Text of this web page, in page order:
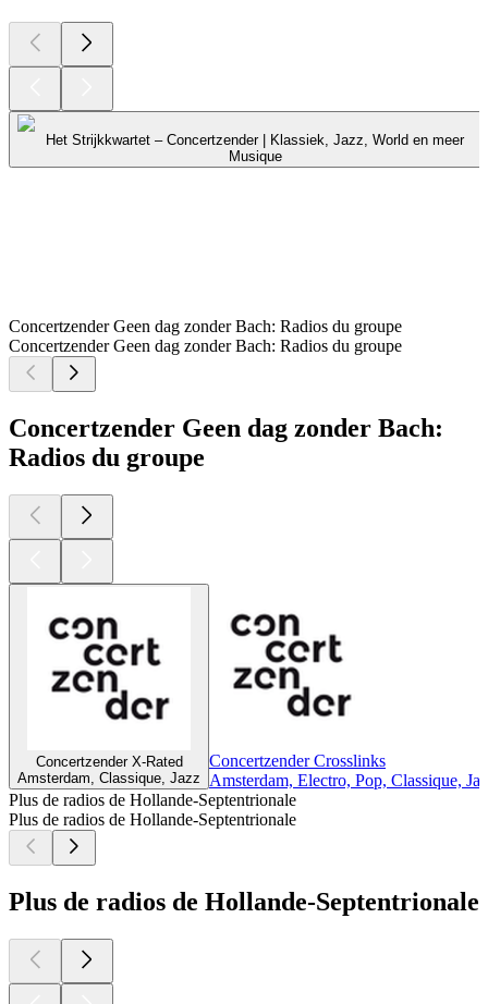
Het Strijkkwartet – Concertzender | Klassiek, Jazz, World en meer
Musique
Concertzender Geen dag zonder Bach: Radios du groupe
Concertzender Geen dag zonder Bach: Radios du groupe
Concertzender Geen dag zonder Bach:
Radios du groupe
Concertzender X-Rated
Amsterdam, Classique, Jazz
Concertzender Crosslinks
Amsterdam, Electro, Pop, Classique,
Plus de radios de Hollande-Septentrionale
Plus de radios de Hollande-Septentrionale
Plus de radios de Hollande-Septentrionale